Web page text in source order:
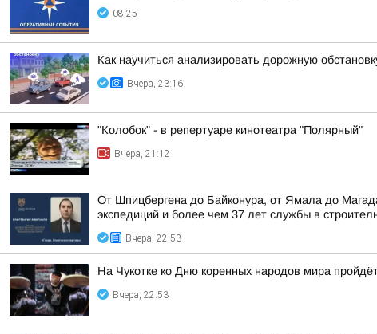
08:25
Как научиться анализировать дорожную
Вчера, 23:16
"Колобок" - в репертуаре кинотеатра "Полярный"
Вчера, 21:12
От Шпицбергена до Байконура, от Ямала до
экспедиций и более чем 37 лет службы в
Вчера, 22:53
На Чукотке ко Дню коренных народов мира
Вчера, 22:53